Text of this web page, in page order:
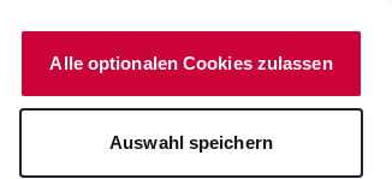
Alle optionalen Cookies zulassen
Auswahl speichern